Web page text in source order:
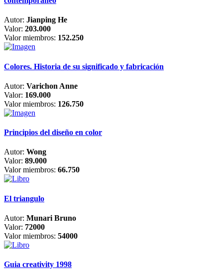
Autor: Jianping He
Valor: 203.000
Valor miembros: 152.250
Colores. Historia de su significado y fabricación
Autor: Varichon Anne
Valor: 169.000
Valor miembros: 126.750
Principios del diseño en color
Autor: Wong
Valor: 89.000
Valor miembros: 66.750
El triangulo
Autor: Munari Bruno
Valor: 72000
Valor miembros: 54000
Guia creativity 1998